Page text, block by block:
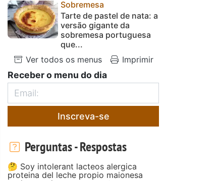
Sobremesa
Tarte de pastel de nata: a
versão gigante da
sobremesa portuguesa
que...
Ver todos os menus
Imprimir
Receber o menu do dia
Inscreva-se
Perguntas - Respostas
🤔 Soy intolerant lacteos alergica
proteina del leche propio maionesa